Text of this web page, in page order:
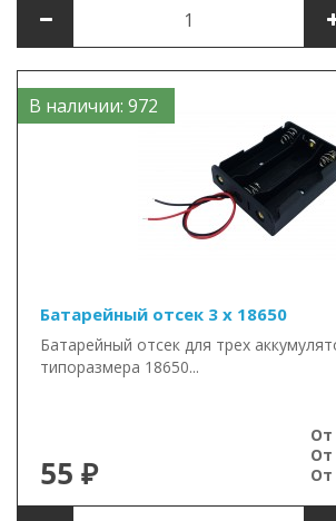
В наличии: 972
Батарейный отсек 3 x 18650
Батарейный отсек для трех
типоразмера 18650...
55 ₽
От
От
От